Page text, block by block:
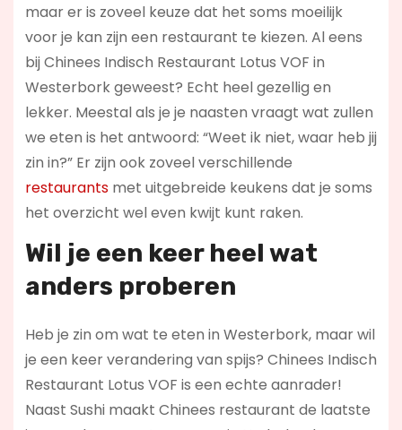
maar er is zoveel keuze dat het soms moeilijk
voor je kan zijn een restaurant te kiezen. Al eens
bij Chinees Indisch Restaurant Lotus VOF in
Westerbork geweest? Echt heel gezellig en
lekker. Meestal als je je naasten vraagt wat zullen
we eten is het antwoord: “Weet ik niet, waar heb jij
zin in?” Er zijn ook zoveel verschillende
restaurantsmet uitgebreide keukens dat je soms
het overzicht wel even kwijt kunt raken.
Wil je een keer heel wat
anders proberen
Heb je zin om wat te eten in Westerbork, maar wil
je een keer verandering van spijs? Chinees Indisch
Restaurant Lotus VOF is een echte aanrader!
Naast Sushi maakt Chinees restaurant de laatste